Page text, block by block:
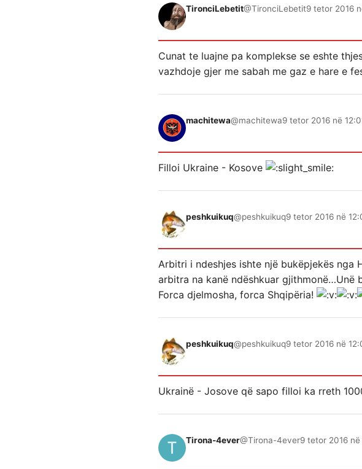
TironciLebetit@TironciLebetit9 tetor 2016
Cunat te luajne pa komplekse se eshte
vazhdoje gjer me sabah me gaz e hare e
machitewa@machitewa9 tetor 2016 në
Filloi Ukraine - Kosove
peshkuikuq@peshkuikuq9 tetor 2016 në
Arbitri i ndeshjes ishte një bukëpjekës nga
arbitra na kanë ndëshkuar gjithmonë…Unë
Forca djelmosha, forca Shqipëria!
peshkuikuq@peshkuikuq9 tetor 2016 në
Ukrainë - Josove që sapo filloi ka rreth
Tirona-4ever@Tirona-4ever9 tetor 2016 në